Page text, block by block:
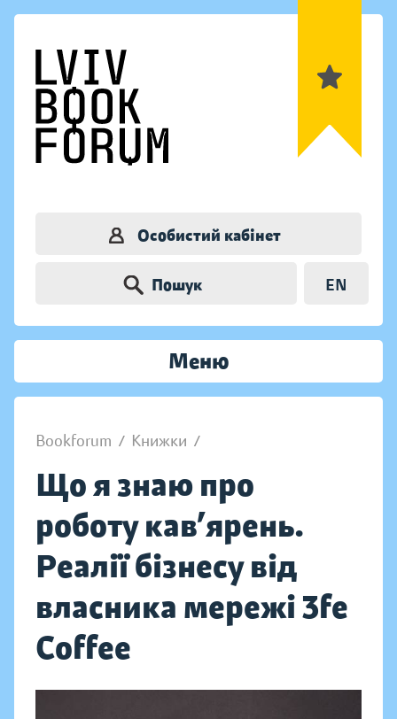
Особистий кабінет
Пошук EN
Меню
Bookforum / Книжки /
Що я знаю про
роботу кав’ярень.
Реалії бізнесу від
власника мережі 3fe
Coffee